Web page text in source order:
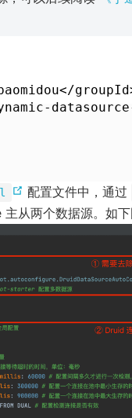
(
o
e
n
s
n
w
w
i
配置文件中，通过
从两个数据源。如下